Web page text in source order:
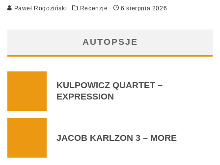
Paweł Rogoziński Recenzje 6 sierpnia 2026
AUTOPSJE
KULPOWICZ QUARTET –
EXPRESSION
JACOB KARLZON 3 – MORE